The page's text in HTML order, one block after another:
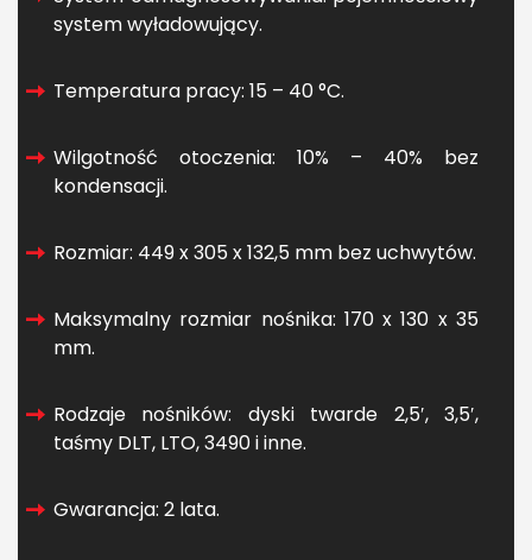
system wyładowujący.
Temperatura pracy: 15 – 40 °C.
Wilgotność otoczenia: 10% – 40% bez
kondensacji.
Rozmiar: 449 x 305 x 132,5 mm bez uchwytów.
Maksymalny rozmiar nośnika: 170 x 130 x 35
mm.
Rodzaje nośników: dyski twarde 2,5′, 3,5′,
taśmy DLT, LTO, 3490 i inne.
Gwarancja: 2 lata.